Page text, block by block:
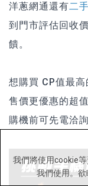
我們將使用cookie
我們使用。
洋蔥網通還有二
到門市評估回收
饋。
想購買 CP值最
售價更優惠的超
購機前可先電洽